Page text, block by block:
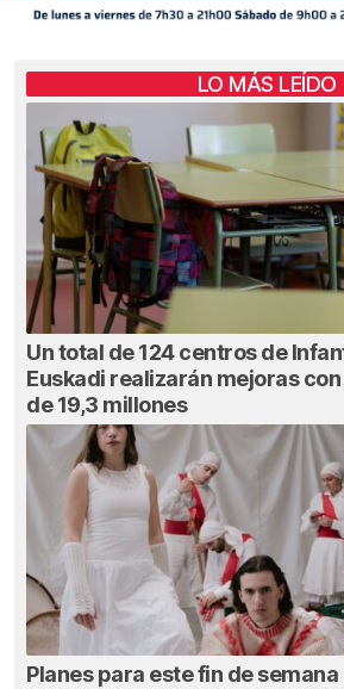
LO MÁS LEÍDO
Un total de 124 centros de
Euskadi realizarán mejoras
de 19,3 millones
Planes para este fin de semana